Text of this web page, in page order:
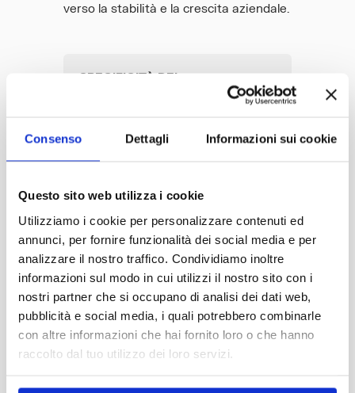
Consenso Dettagli Informazioni sui cookie
Questo sito web utilizza i cookie
Utilizziamo i cookie per personalizzare contenuti ed
annunci, per fornire funzionalità dei social media e per
analizzare il nostro traffico. Condividiamo inoltre
informazioni sul modo in cui utilizzi il nostro sito con i
nostri partner che si occupano di analisi dei dati web,
pubblicità e social media, i quali potrebbero combinarle
con altre informazioni che hai fornito loro o che hanno
raccolto dal tuo utilizzo dei loro servizi.
verso la stabilità e la crescita aziendale.
SPECIFICITÀ DEL
APPLICATIVI,
INFRASTRUTTURA, DATI
REQUISITI DI SICUREZZA:
AZIONI DA INTRAPRENDERE
E PERIMETRO DEL RISCHIO